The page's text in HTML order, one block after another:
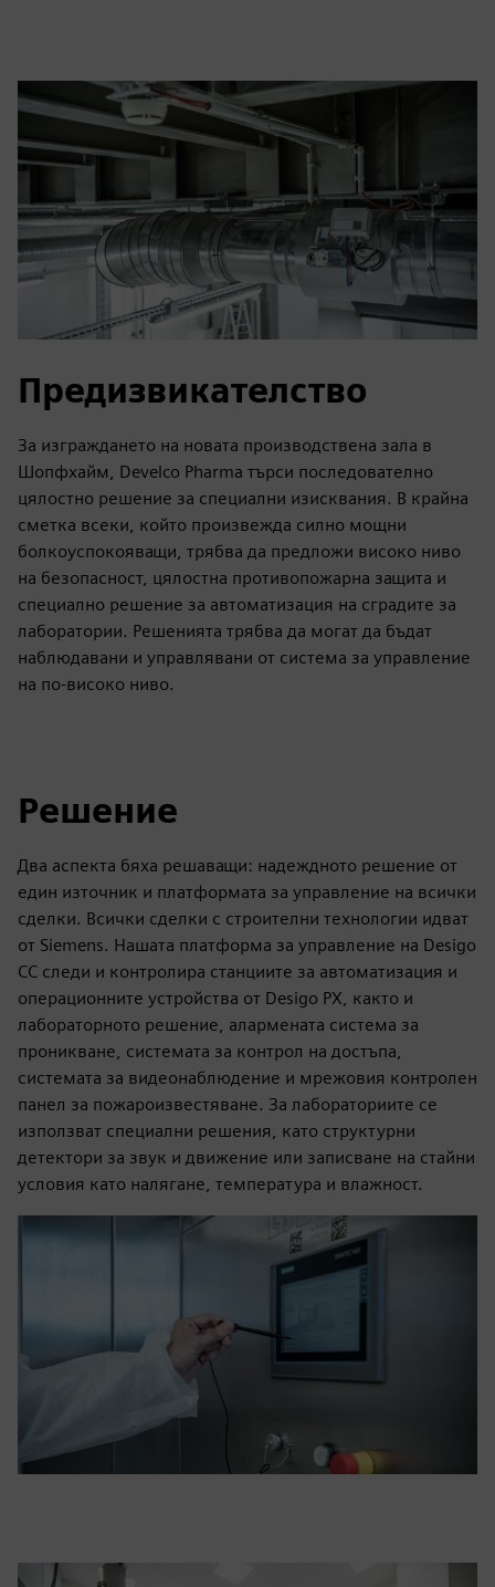
Предизвикателство
За изграждането на новата производствена зала в
Шопфхайм, Develco Pharma търси последователно
цялостно решение за специални изисквания. В крайна
сметка всеки, който произвежда силно мощни
болкоуспокояващи, трябва да предложи високо ниво
на безопасност, цялостна противопожарна защита и
специално решение за автоматизация на сградите за
лаборатории. Решенията трябва да могат да бъдат
наблюдавани и управлявани от система за управление
на по-високо ниво.
Решение
Два аспекта бяха решаващи: надеждното решение от
един източник и платформата за управление на всички
сделки. Всички сделки с строителни технологии идват
от Siemens. Нашата платформа за управление на Desigo
CC следи и контролира станциите за автоматизация и
операционните устройства от Desigo PX, както и
лабораторното решение, алармената система за
проникване, системата за контрол на достъпа,
системата за видеонаблюдение и мрежовия контролен
панел за пожароизвестяване. За лабораториите се
използват специални решения, като структурни
детектори за звук и движение или записване на стайни
условия като налягане, температура и влажност.